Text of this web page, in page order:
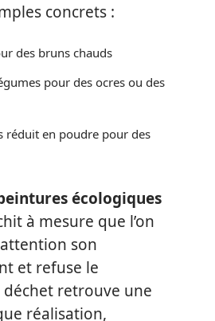
concrets :
des bruns chauds
pour des ocres ou des
réduit en poudre pour des
écologiques
à mesure que l’on
son
et refuse le
déchet retrouve une
réalisation,